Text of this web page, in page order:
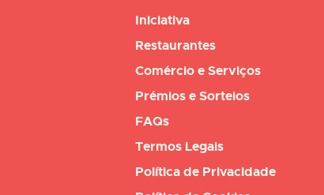
Iniciativa
Restaurantes
Comércio e Serviços
Prémios e Sorteios
FAQs
Termos Legais
Política de Privacidade